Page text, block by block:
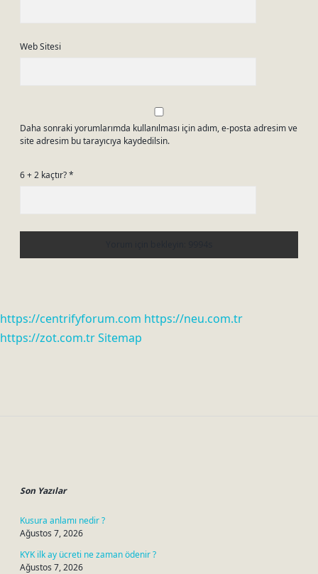
Web Sitesi
Daha sonraki yorumlarımda kullanılması için adım, e-posta adresim ve
site adresim bu tarayıcıya kaydedilsin.
6 + 2 kaçtır?*
https://centrifyforum.com https://neu.com.tr
https://zot.com.trSitemap
Son Yazılar
Kusura anlamı nedir ?
Ağustos 7, 2026
KYK ilk ay ücreti ne zaman ödenir ?
Ağustos 7, 2026